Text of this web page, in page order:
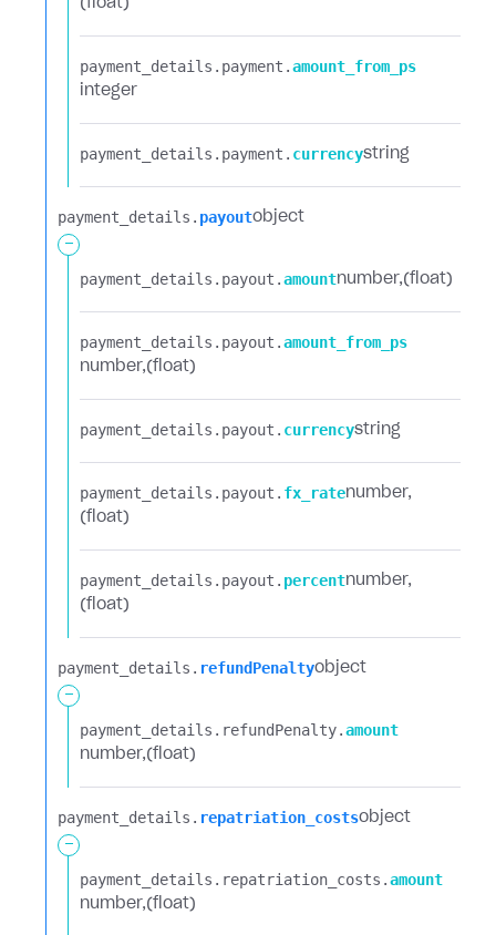
(float)
payment_details.​ payment.​amount_from_ps
integer
payment_details.​ payment.​ currencystring
payment_details.​ payoutobject
-
payment_details.​ payout.​amountnumber (float)
payment_details.​ payout.​amount_from_ps
number (float)
payment_details.​ payout.​ currencystring
payment_details.​ payout.​ fx_ratenumber
(float)
payment_details.​ payout.​ percentnumber
(float)
payment_details.​ refundPenaltyobject
-
payment_details.​ refundPenalty.​amount
number (float)
payment_details.​ repatriation_costsobject
-
payment_details.​ repatriation_costs.​amount
number (float)